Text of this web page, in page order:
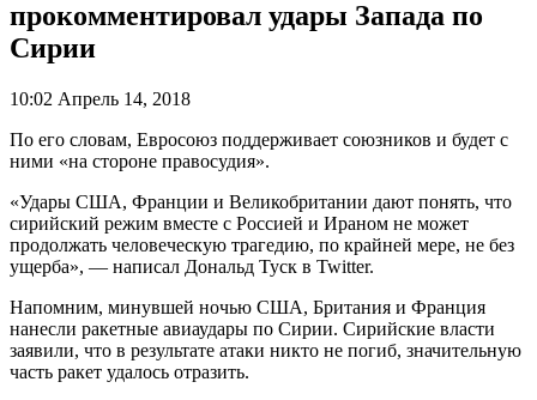
прокомментировал удары Запада по
Сирии
10:02 Апрель 14, 2018
По его словам, Евросоюз поддерживает союзников и будет с
ними «на стороне правосудия».
«Удары США, Франции и Великобритании дают понять, что
сирийский режим вместе с Россией и Ираном не может
продолжать человеческую трагедию, по крайней мере, не без
ущерба», — написал Дональд Туск в Twitter.
Напомним, минувшей ночью США, Британия и Франция
нанесли ракетные авиаудары по Сирии. Сирийские власти
заявили, что в результате атаки никто не погиб, значительную
часть ракет удалось отразить.